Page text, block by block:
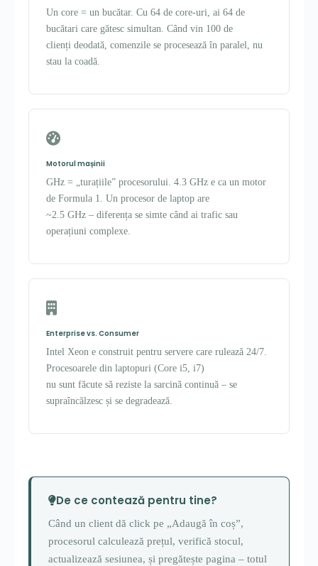
Un core = un bucătar. Cu 64 de core-uri, ai 64 de
bucătari care gătesc simultan. Când vin 100 de
clienți deodată, comenzile se procesează în paralel, nu
stau la coadă.
Motorul mașinii
GHz = „turațiile” procesorului. 4.3 GHz e ca un motor
de Formula 1. Un procesor de laptop are
~2.5 GHz – diferența se simte când ai trafic sau
operațiuni complexe.
Enterprise vs. Consumer
Intel Xeon e construit pentru servere care rulează 24/7.
Procesoarele din laptopuri (Core i5, i7)
nu sunt făcute să reziste la sarcină continuă – se
supraîncălzesc și se degradează.
De ce contează pentru tine?
Când un client dă click pe „Adaugă în coș”,
procesorul calculează prețul, verifică stocul,
actualizează sesiunea, și pregătește pagina – totul